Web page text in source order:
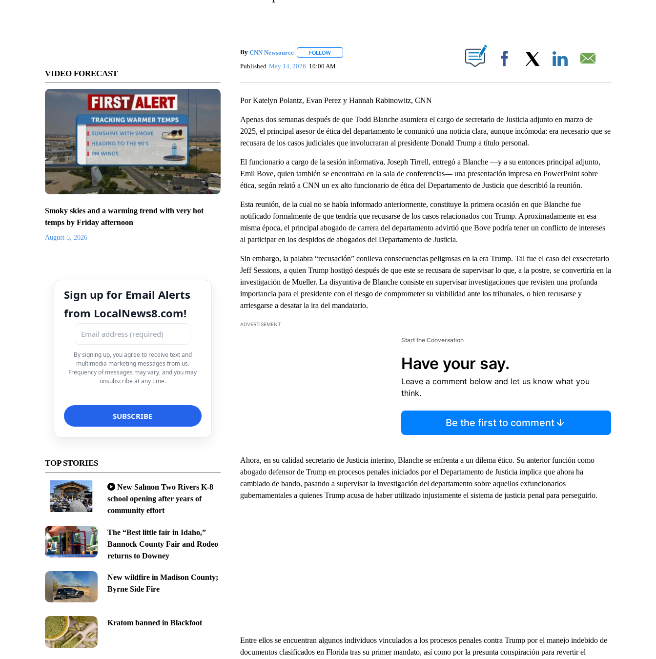
VIDEO FORECAST
Smoky skies and a warming trend with very hot
temps by Friday afternoon
August 5, 2026
Sign up for Email Alerts
from LocalNews8.com!
By signing up, you agree to receive text and
multimedia marketing messages from us.
Frequency of messages may vary, and you may
unsubscribe at any time.
TOP STORIES
New Salmon Two Rivers K-8
school opening after years of
community effort
The “Best little fair in Idaho,”
Bannock County Fair and Rodeo
returns to Downey
New wildfire in Madison County;
Byrne Side Fire
Kratom banned in Blackfoot
By CNN Newsource FOLLOWFOLLOW "" TO RECEIVE NOTIFICATIONS ABOUT NEW PAGES ON "".
Published May 14, 2026 10:00 AM Facebook
Por Katelyn Polantz, Evan Perez y Hannah Rabinowitz, CNN
Apenas dos semanas después de que Todd Blanche asumiera el cargo de secretario de Justicia adjunto en marzo de
2025, el principal asesor de ética del departamento le comunicó una noticia clara, aunque incómoda: era necesario que se
recusara de los casos judiciales que involucraran al presidente Donald Trump a título personal.
El funcionario a cargo de la sesión informativa, Joseph Tirrell, entregó a Blanche —y a su entonces principal adjunto,
Emil Bove, quien también se encontraba en la sala de conferencias— una presentación impresa en PowerPoint sobre
ética, según relató a CNN un ex alto funcionario de ética del Departamento de Justicia que describió la reunión.
Esta reunión, de la cual no se había informado anteriormente, constituye la primera ocasión en que Blanche fue
notificado formalmente de que tendría que recusarse de los casos relacionados con Trump. Aproximadamente en esa
misma época, el principal abogado de carrera del departamento advirtió que Bove podría tener un conflicto de intereses
al participar en los despidos de abogados del Departamento de Justicia.
Sin embargo, la palabra “recusación” conlleva consecuencias peligrosas en la era Trump. Tal fue el caso del exsecretario
Jeff Sessions, a quien Trump hostigó después de que este se recusara de supervisar lo que, a la postre, se convertiría en la
investigación de Mueller. La disyuntiva de Blanche consiste en supervisar investigaciones que revisten una profunda
importancia para el presidente con el riesgo de comprometer su viabilidad ante los tribunales, o bien recusarse y
arriesgarse a desatar la ira del mandatario.
ADVERTISEMENT
Start the Conversation
Have your say.
Leave a comment below and let us know what you
think.
Be the first to comment
Ahora, en su calidad secretario de Justicia interino, Blanche se enfrenta a un dilema ético. Su anterior función como
abogado defensor de Trump en procesos penales iniciados por el Departamento de Justicia implica que ahora ha
cambiado de bando, pasando a supervisar la investigación del departamento sobre aquellos exfuncionarios
gubernamentales a quienes Trump acusa de haber utilizado injustamente el sistema de justicia penal para perseguirlo.
Entre ellos se encuentran algunos individuos vinculados a los procesos penales contra Trump por el manejo indebido de
documentos clasificados en Florida tras su primer mandato, así como por la presunta conspiración para revertir el